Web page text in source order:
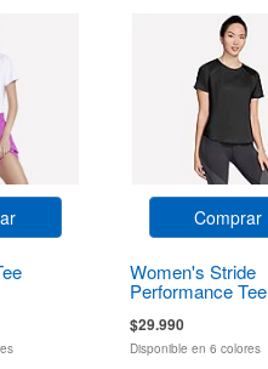
Comprar
Women's Stride
Performance Tee
$29.990
Disponible en 6 colores